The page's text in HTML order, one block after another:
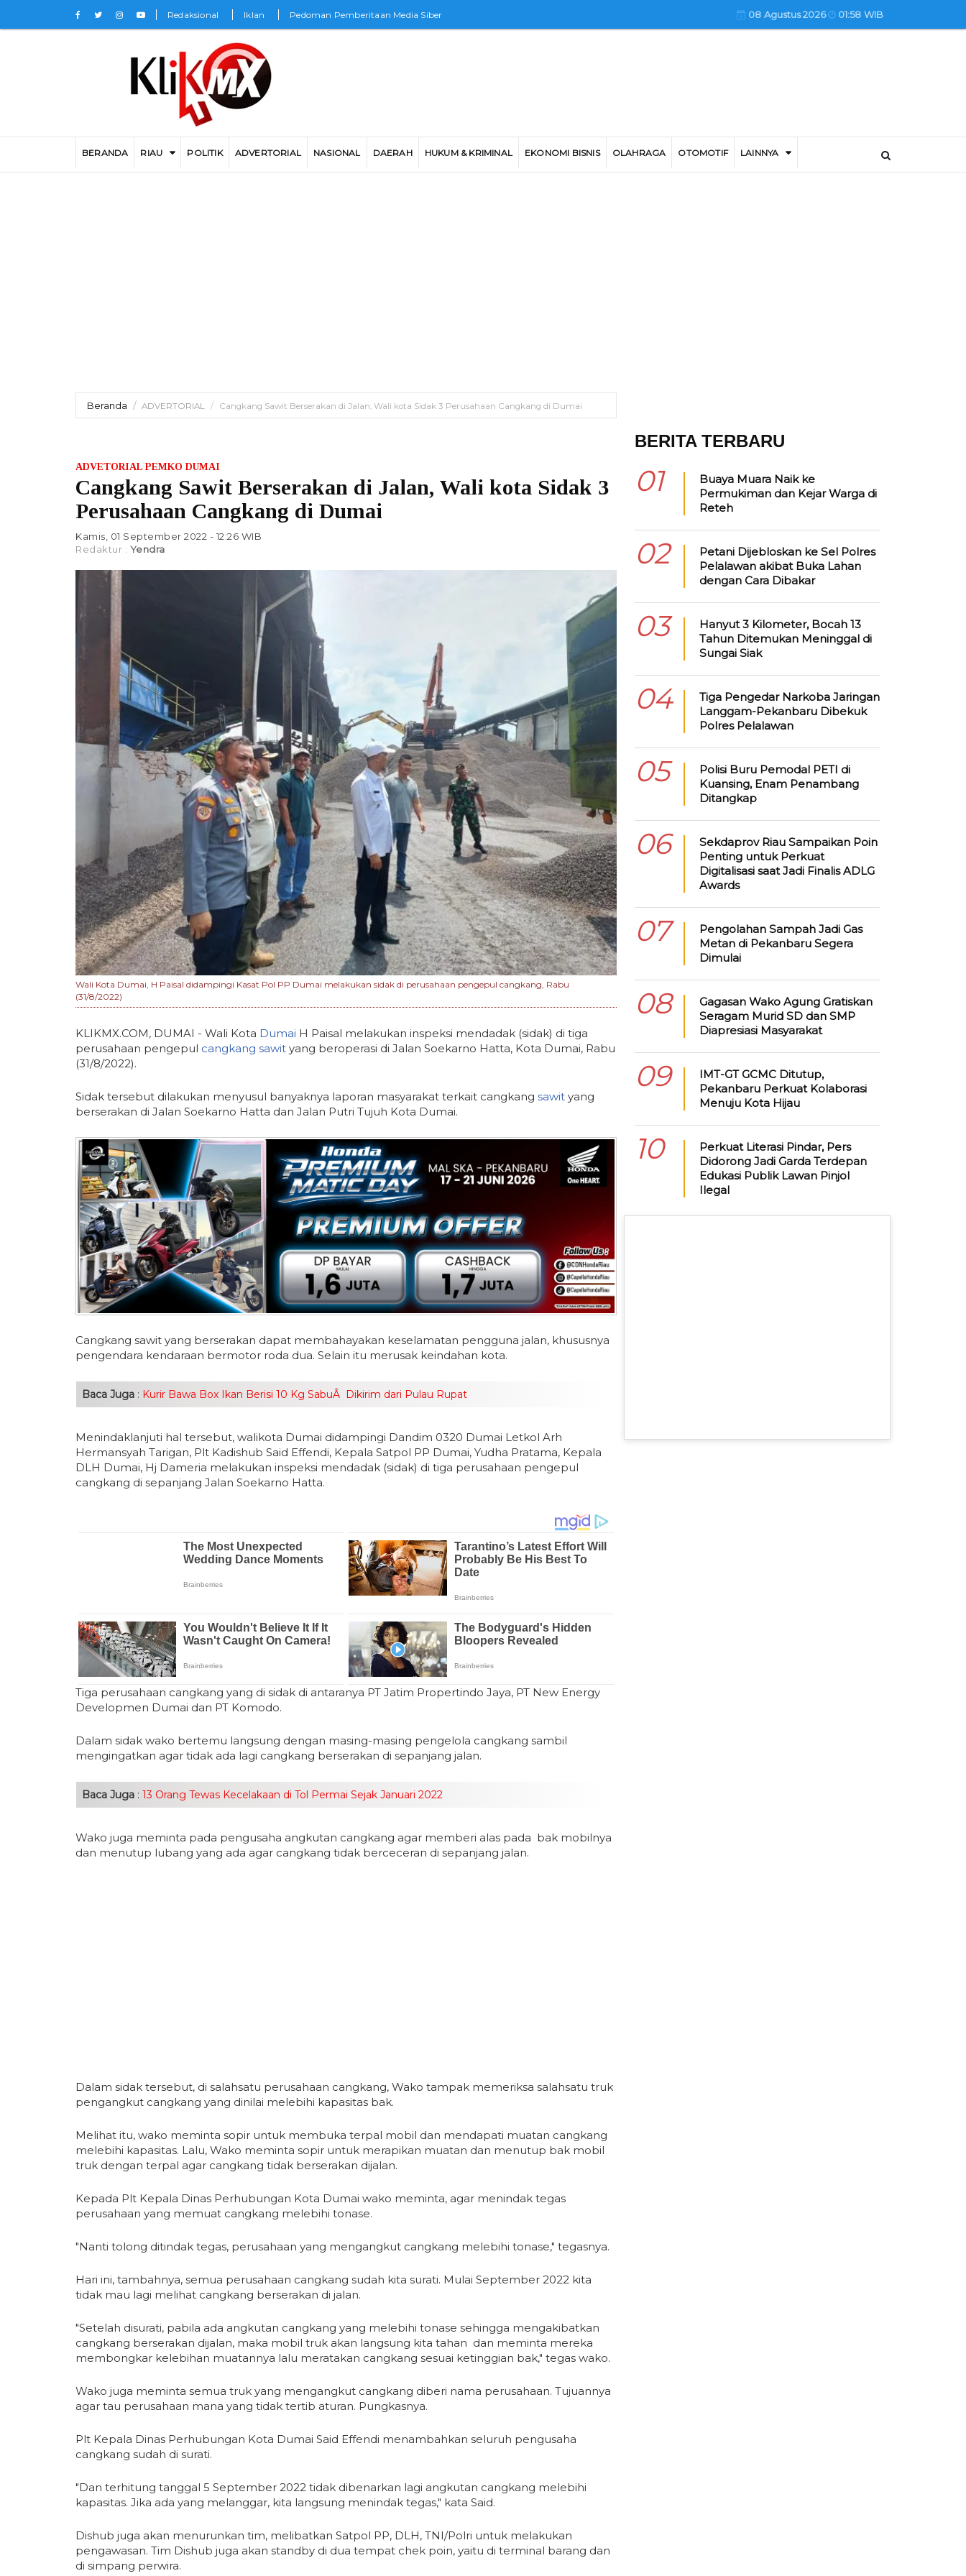
Redaksional Iklan Pedoman Pemberitaan Media Siber 08 Agustus 2026 01:58 WIB
BERANDA RIAU POLITIK ADVERTORIAL NASIONAL DAERAH HUKUM & KRIMINAL EKONOMI BISNIS OLAHRAGA OTOMOTIF LAINNYA
Beranda ADVERTORIAL Cangkang Sawit Berserakan di Jalan, Wali kota Sidak 3 Perusahaan Cangkang di Dumai
ADVETORIAL PEMKO DUMAI
Cangkang Sawit Berserakan di Jalan, Wali kota Sidak 3
Perusahaan Cangkang di Dumai
Kamis, 01 September 2022 - 12:26 WIB
Redaktur : Yendra
Wali Kota Dumai, H Paisal didampingi Kasat Pol PP Dumai melakukan sidak di perusahaan pengepul cangkang, Rabu
(31/8/2022)
KLIKMX.COM, DUMAI - Wali Kota Dumai H Paisal melakukan inspeksi mendadak (sidak) di tiga
perusahaan pengepul cangkang sawit yang beroperasi di Jalan Soekarno Hatta, Kota Dumai, Rabu
(31/8/2022).
Sidak tersebut dilakukan menyusul banyaknya laporan masyarakat terkait cangkang sawit yang
berserakan di Jalan Soekarno Hatta dan Jalan Putri Tujuh Kota Dumai.
Cangkang sawit yang berserakan dapat membahayakan keselamatan pengguna jalan, khususnya
pengendara kendaraan bermotor roda dua. Selain itu merusak keindahan kota.
Baca Juga : Kurir Bawa Box Ikan Berisi 10 Kg SabuÂ Dikirim dari Pulau Rupat
Menindaklanjuti hal tersebut, walikota Dumai didampingi Dandim 0320 Dumai Letkol Arh
Hermansyah Tarigan, Plt Kadishub Said Effendi, Kepala Satpol PP Dumai, Yudha Pratama, Kepala
DLH Dumai, Hj Dameria melakukan inspeksi mendadak (sidak) di tiga perusahaan pengepul
cangkang di sepanjang Jalan Soekarno Hatta.
Tiga perusahaan cangkang yang di sidak di antaranya PT Jatim Propertindo Jaya, PT New Energy
Developmen Dumai dan PT Komodo.
Dalam sidak wako bertemu langsung dengan masing-masing pengelola cangkang sambil
mengingatkan agar tidak ada lagi cangkang berserakan di sepanjang jalan.
Baca Juga : 13 Orang Tewas Kecelakaan di Tol Permai Sejak Januari 2022
Wako juga meminta pada pengusaha angkutan cangkang agar memberi alas pada bak mobilnya
dan menutup lubang yang ada agar cangkang tidak berceceran di sepanjang jalan.
Dalam sidak tersebut, di salahsatu perusahaan cangkang, Wako tampak memeriksa salahsatu truk
pengangkut cangkang yang dinilai melebihi kapasitas bak.
Melihat itu, wako meminta sopir untuk membuka terpal mobil dan mendapati muatan cangkang
melebihi kapasitas. Lalu, Wako meminta sopir untuk merapikan muatan dan menutup bak mobil
truk dengan terpal agar cangkang tidak berserakan dijalan.
Kepada Plt Kepala Dinas Perhubungan Kota Dumai wako meminta, agar menindak tegas
perusahaan yang memuat cangkang melebihi tonase.
"Nanti tolong ditindak tegas, perusahaan yang mengangkut cangkang melebihi tonase," tegasnya.
Hari ini, tambahnya, semua perusahaan cangkang sudah kita surati. Mulai September 2022 kita
tidak mau lagi melihat cangkang berserakan di jalan.
"Setelah disurati, pabila ada angkutan cangkang yang melebihi tonase sehingga mengakibatkan
cangkang berserakan dijalan, maka mobil truk akan langsung kita tahan dan meminta mereka
membongkar kelebihan muatannya lalu meratakan cangkang sesuai ketinggian bak," tegas wako.
Wako juga meminta semua truk yang mengangkut cangkang diberi nama perusahaan. Tujuannya
agar tau perusahaan mana yang tidak tertib aturan. Pungkasnya.
Plt Kepala Dinas Perhubungan Kota Dumai Said Effendi menambahkan seluruh pengusaha
cangkang sudah di surati.
"Dan terhitung tanggal 5 September 2022 tidak dibenarkan lagi angkutan cangkang melebihi
kapasitas. Jika ada yang melanggar, kita langsung menindak tegas," kata Said.
Dishub juga akan menurunkan tim, melibatkan Satpol PP, DLH, TNI/Polri untuk melakukan
pengawasan. Tim Dishub juga akan standby di dua tempat chek poin, yaitu di terminal barang dan
di simpang perwira.
BERITA TERBARU
01
Buaya Muara Naik ke
Permukiman dan Kejar Warga di
Reteh
02
Petani Dijebloskan ke Sel Polres
Pelalawan akibat Buka Lahan
dengan Cara Dibakar
03
Hanyut 3 Kilometer, Bocah 13
Tahun Ditemukan Meninggal di
Sungai Siak
04
Tiga Pengedar Narkoba Jaringan
Langgam-Pekanbaru Dibekuk
Polres Pelalawan
05
Polisi Buru Pemodal PETI di
Kuansing, Enam Penambang
Ditangkap
06
Sekdaprov Riau Sampaikan Poin
Penting untuk Perkuat
Digitalisasi saat Jadi Finalis ADLG
Awards
07
Pengolahan Sampah Jadi Gas
Metan di Pekanbaru Segera
Dimulai
08
Gagasan Wako Agung Gratiskan
Seragam Murid SD dan SMP
Diapresiasi Masyarakat
09
IMT-GT GCMC Ditutup,
Pekanbaru Perkuat Kolaborasi
Menuju Kota Hijau
10
Perkuat Literasi Pindar, Pers
Didorong Jadi Garda Terdepan
Edukasi Publik Lawan Pinjol
Ilegal